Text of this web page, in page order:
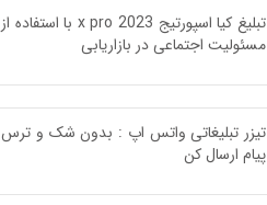
تبلیغ کیا اسپورتیج x pro 2023 با استفاده از
مسئولیت اجتماعی در بازاریابی
تیزر تبلیغاتی واتس اپ : بدون شک و ترس
پیام ارسال کن